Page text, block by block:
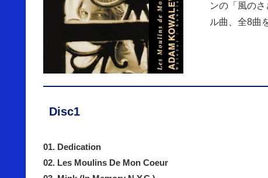
ンの「風の
ル曲、全8曲
Disc1
01. Dedication
02. Les Moulins De Mon Coeur